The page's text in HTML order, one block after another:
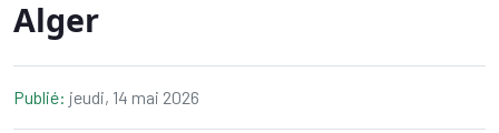
Alger
Publié: jeudi, 14 mai 2026